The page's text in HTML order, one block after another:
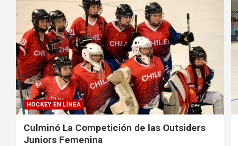
HOCKEY EN LÍNEA
Culminó La Competición de las Outsiders
Juniors Femenina